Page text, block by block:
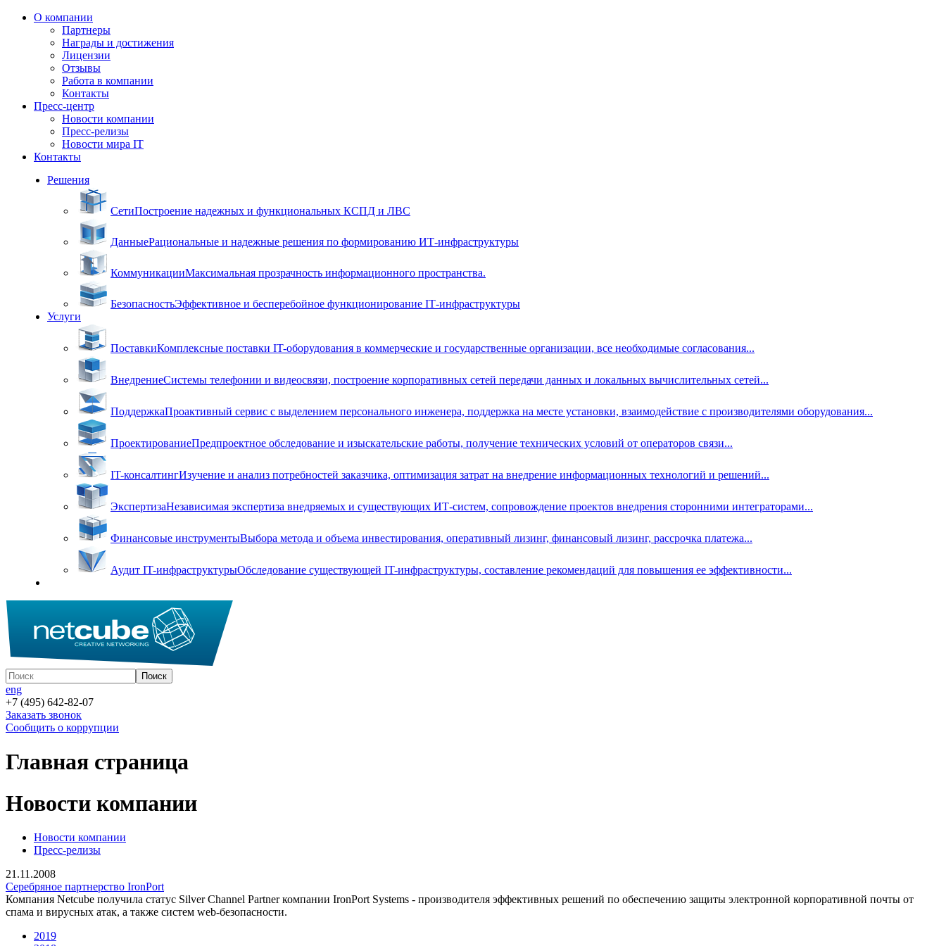
О компании
Партнеры
Награды и достижения
Лицензии
Отзывы
Работа в компании
Контакты
Пресс-центр
Новости компании
Пресс-релизы
Новости мира IT
Контакты
Решения
СетиПостроение надежных и функциональных КСПД и ЛВС
ДанныеРациональные и надежные решения по формированию ИТ-инфраструктуры
КоммуникацииМаксимальная прозрачность информационного пространства.
БезопасностьЭффективное и бесперебойное функционирование IТ-инфраструктуры
Услуги
ПоставкиКомплексные поставки IT-оборудования в коммерческие и государственные организации, все необходимые согласования...
ВнедрениеСистемы телефонии и видеосвязи, построение корпоративных сетей передачи данных и локальных вычислительных сетей...
ПоддержкаПроактивный сервис с выделением персонального инженера, поддержка на месте установки, взаимодействие с производителями оборудования...
ПроектированиеПредпроектное обследование и изыскательские работы, получение технических условий от операторов связи...
IT-консалтингИзучение и анализ потребностей заказчика, оптимизация затрат на внедрение информационных технологий и решений...
ЭкспертизаНезависимая экспертиза внедряемых и существующих ИТ-систем, сопровождение проектов внедрения сторонними интеграторами...
Финансовые инструментыВыбора метода и объема инвестирования, оперативный лизинг, финансовый лизинг, рассрочка платежа...
Аудит IT-инфраструктурыОбследование существующей IT-инфраструктуры, составление рекомендаций для повышения ее эффективности...
eng
+7 (495) 642-82-07
Заказать звонок
Сообщить о коррупции
Главная страница
Новости компании
Новости компании
Пресс-релизы
21.11.2008
Серебряное партнерство IronPort
Компания Netcube получила статус Silver Channel Partner компании IronPort Systems - производителя эффективных решений по обеспечению защиты электронной корпоративной почты от
спама и вирусных атак, а также систем web-безопасности.
2019